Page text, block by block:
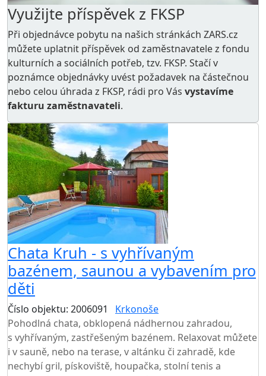
Využijte příspěvek z FKSP
Při objednávce pobytu na našich stránkách ZARS.cz
můžete uplatnit příspěvek od zaměstnavatele z fondu
kulturních a sociálních potřeb, tzv. FKSP. Stačí v
poznámce objednávky uvést požadavek na částečnou
nebo celou úhrada z FKSP, rádi pro Vás vystavíme
fakturu zaměstnavateli.
Chata Kruh - s vyhřívaným
bazénem, saunou a vybavením pro
děti
Číslo objektu: 2006091 Krkonoše
Pohodlná chata, obklopená nádhernou zahradou,
s vyhřívaným, zastřešeným bazénem. Relaxovat můžete
i v sauně, nebo na terase, v altánku či zahradě, kde
nechybí gril, pískoviště, houpačka, stolní tenis a